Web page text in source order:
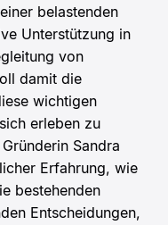
belastenden
Unterstützung in
von
damit die
wichtigen
erleben zu
Sandra
Erfahrung, wie
bestehenden
Entscheidungen,